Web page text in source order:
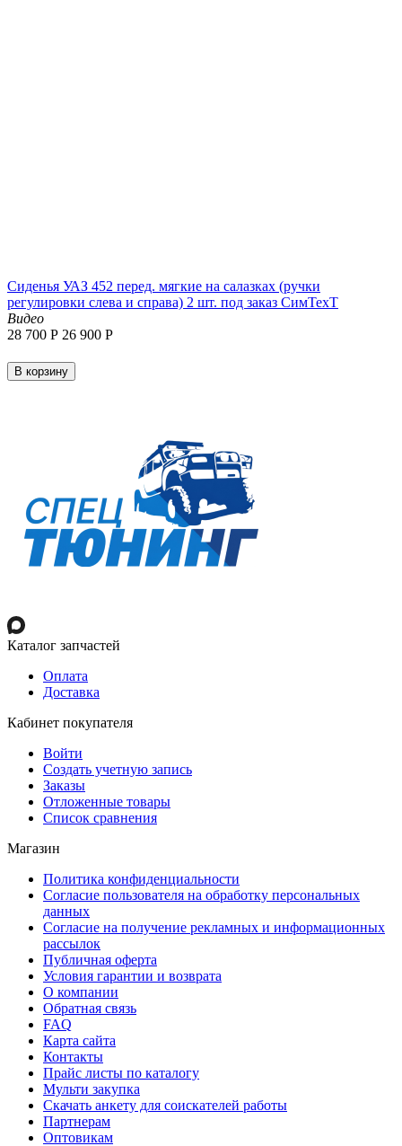
Сиденья УАЗ 452 перед. мягкие на салазках (ручки
регулировки слева и справа) 2 шт. под заказ СимТехТ
Видео
28 700 Р 26 900 Р
В корзину
Каталог запчастей
Оплата
Доставка
Кабинет покупателя
Войти
Создать учетную запись
Заказы
Отложенные товары
Список сравнения
Магазин
Политика конфиденциальности
Согласие пользователя на обработку персональных
данных
Согласие на получение рекламных и информационных
рассылок
Публичная оферта
Условия гарантии и возврата
О компании
Обратная связь
FAQ
Карта сайта
Контакты
Прайс листы по каталогу
Мульти закупка
Скачать анкету для соискателей работы
Партнерам
Оптовикам